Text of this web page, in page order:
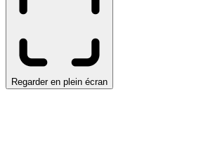
Regarder en plein écran